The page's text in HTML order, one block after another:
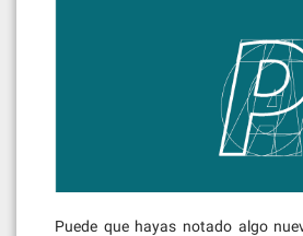
Puede que hayas notado algo